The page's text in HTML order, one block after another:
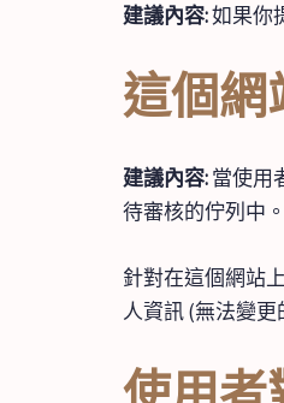
建議內容:如果你
這個網
建議內容:當使用
待審核的佇列中。
針對在這個網站
人資訊 (無法變